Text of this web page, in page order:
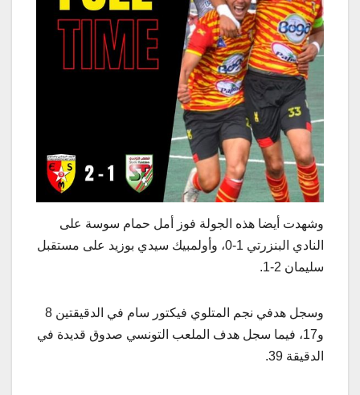
وشهدت أيضا هذه الجولة فوز أمل حمام سوسة على
النادي البنزرتي 1-0، وأولمبيك سيدي بوزيد على مستقبل
سليمان 2-1.
وسجل هدفي نجم المتلوي فيكتور سام في الدقيقتين 8
و17، فيما سجل هدف الملعب التونسي صدوق قديدة في
الدقيقة 39.